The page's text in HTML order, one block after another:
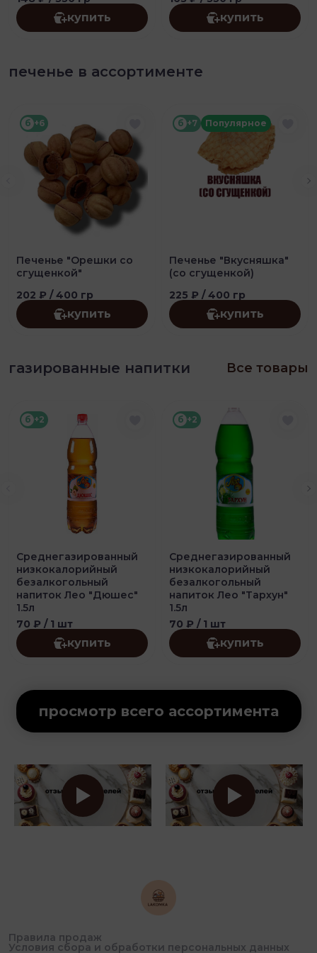
купить купить
печенье в ассортименте
б +6
Печенье "Орешки со
сгущенкой"
202 ₽ / 400 гр
купить
б +7 Популярное
Печенье "Вкусняшка"
(со сгущенкой)
225 ₽ / 400 гр
купить
газированные напитки Все товары
б +2
Среднегазированный
низкокалорийный
безалкогольный
напиток Лео "Дюшес"
1.5л
70 ₽ / 1 шт
купить
б +2
Среднегазированный
низкокалорийный
безалкогольный
напиток Лео "Тархун"
1.5л
70 ₽ / 1 шт
купить
просмотр всего ассортимента
Правила продаж
Условия сбора и обработки персональных данных